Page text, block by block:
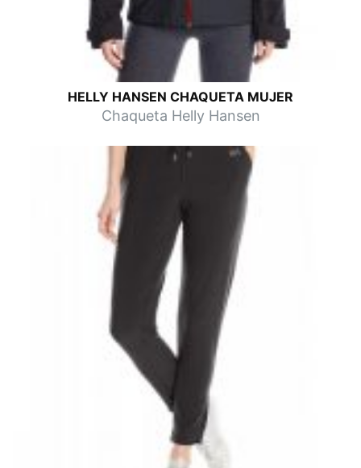
HELLY HANSEN CHAQUETA MUJER
Chaqueta Helly Hansen